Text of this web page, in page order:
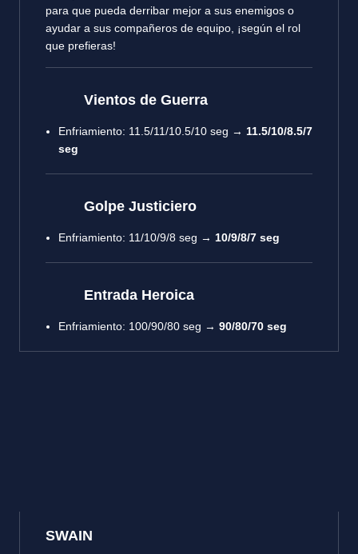
para que pueda derribar mejor a sus enemigos o
ayudar a sus compañeros de equipo, ¡según el rol
que prefieras!
Vientos de Guerra
Enfriamiento: 11.5/11/10.5/10 seg → 11.5/10/8.5/7
seg
Golpe Justiciero
Enfriamiento: 11/10/9/8 seg → 10/9/8/7 seg
Entrada Heroica
Enfriamiento: 100/90/80 seg → 90/80/70 seg
SWAIN